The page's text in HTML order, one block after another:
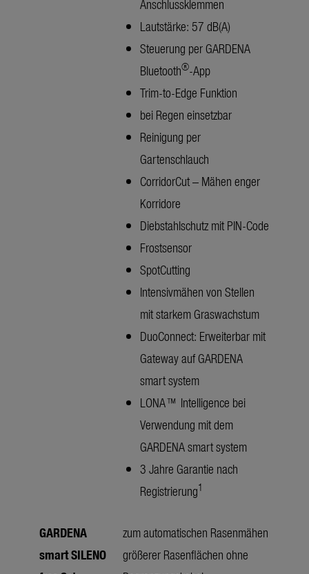
Anschlussklemmen
Lautstärke: 57 dB(A)
Steuerung per GARDENA
Bluetooth®-App
Trim-to-Edge Funktion
bei Regen einsetzbar
Reinigung per
Gartenschlauch
CorridorCut – Mähen enger
Korridore
Diebstahlschutz mit PIN-Code
Frostsensor
SpotCutting
Intensivmähen von Stellen
mit starkem Graswachstum
DuoConnect: Erweiterbar mit
Gateway auf GARDENA
smart system
LONA™ Intelligence bei
Verwendung mit dem
GARDENA smart system
3 Jahre Garantie nach
Registrierung1
GARDENA
smart SILENO
zum automatischen Rasenmähen
größerer Rasenflächen ohne